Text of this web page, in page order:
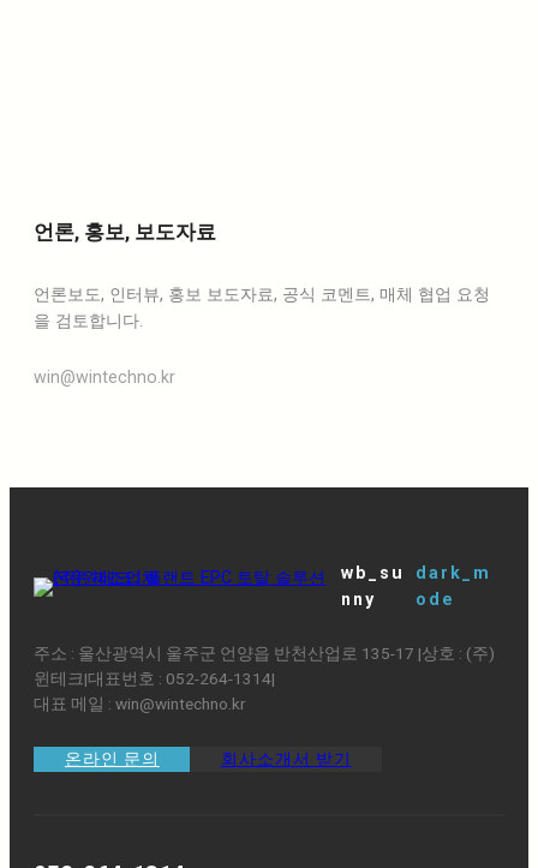
언론, 홍보, 보도자료
언론보도, 인터뷰, 홍보 보도자료, 공식 코멘트, 매체 협업 요청
을 검토합니다.
win@wintechno.kr
wb_su
nny
dark_m
ode
주소 : 울산광역시 울주군 언양읍 반천산업로 135-17 ㅤ|ㅤ상호 : (주)
윈테크ㅤ|ㅤ대표번호 : 052-264-1314ㅤ|
대표 메일 : win@wintechno.kr
온라인 문의 회사소개서 받기